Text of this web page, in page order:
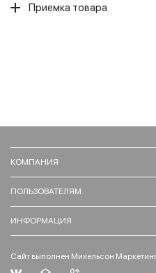
Приемка товара
КОМПАНИЯ
ПОЛЬЗОВАТЕЛЯМ
ИНФОРМАЦИЯ
Сайт выполнен Михельсон